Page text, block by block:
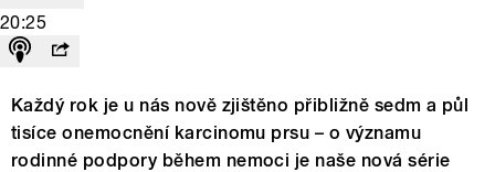
20:25
Každý rok je u nás nově zjištěno přibližně sedm a půl
tisíce onemocnění karcinomu prsu – o významu
rodinné podpory během nemoci je naše nová série